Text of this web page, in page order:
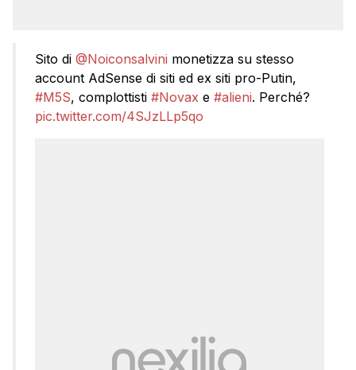
Sito di @Noiconsalvini monetizza su stesso
account AdSense di siti ed ex siti pro-Putin,
#M5S, complottisti #Novax e #alieni. Perché?
pic.twitter.com/4SJzLLp5qo